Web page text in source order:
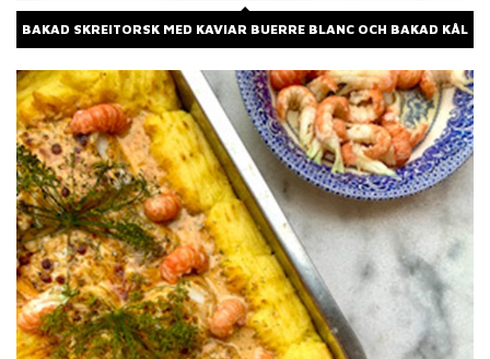
BAKAD SKREITORSK MED KAVIAR BUERRE BLANC OCH BAKAD KÅL